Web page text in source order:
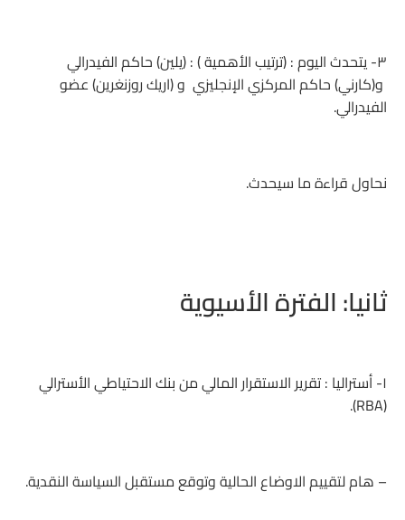
٣- يتحدث اليوم : (ترتيب الأهمية ) : (يلين) حاكم الفيدرالي
و(كارني) حاكم المركزي الإنجليزي و (اريك روزنغرين) عضو
الفيدرالي.
نحاول قراءة ما سيحدث.
ثانيا: الفترة الأسيوية
١- أستراليا : تقرير الاستقرار المالي من بنك الاحتياطي الأسترالي
(RBA).
– هام لتقييم الاوضاع الحالية وتوقع مستقبل السياسة النقدية.